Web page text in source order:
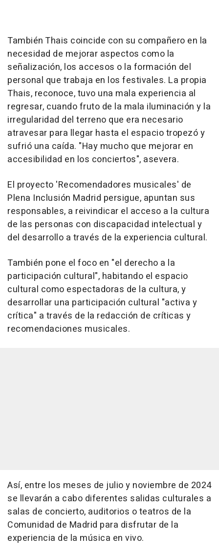
También Thais coincide con su compañero en la
necesidad de mejorar aspectos como la
señalización, los accesos o la formación del
personal que trabaja en los festivales. La propia
Thais, reconoce, tuvo una mala experiencia al
regresar, cuando fruto de la mala iluminación y la
irregularidad del terreno que era necesario
atravesar para llegar hasta el espacio tropezó y
sufrió una caída. "Hay mucho que mejorar en
accesibilidad en los conciertos", asevera.
El proyecto 'Recomendadores musicales' de
Plena Inclusión Madrid persigue, apuntan sus
responsables, a reivindicar el acceso a la cultura
de las personas con discapacidad intelectual y
del desarrollo a través de la experiencia cultural.
También pone el foco en "el derecho a la
participación cultural", habitando el espacio
cultural como espectadoras de la cultura, y
desarrollar una participación cultural "activa y
crítica" a través de la redacción de críticas y
recomendaciones musicales.
Así, entre los meses de julio y noviembre de 2024
se llevarán a cabo diferentes salidas culturales a
salas de concierto, auditorios o teatros de la
Comunidad de Madrid para disfrutar de la
experiencia de la música en vivo.